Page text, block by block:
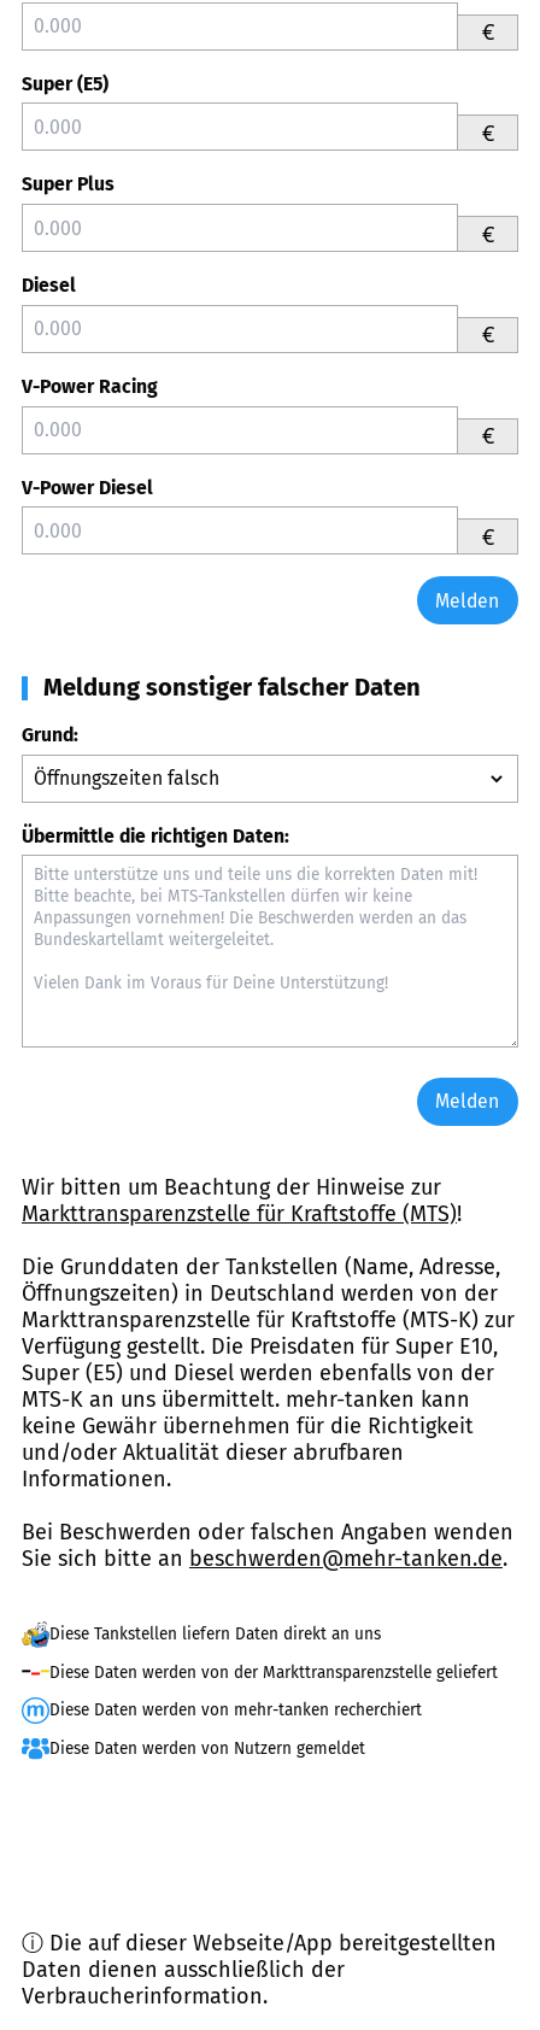
€
Super (E5)
€
Super Plus
€
Diesel
€
V-Power Racing
€
V-Power Diesel
€
Melden
Meldung sonstiger falscher Daten
Grund:
Übermittle die richtigen Daten:
Melden
Wir bitten um Beachtung der Hinweise zur
Markttransparenzstelle für Kraftstoffe (MTS)!
Die Grunddaten der Tankstellen (Name, Adresse,
Öffnungszeiten) in Deutschland werden von der
Markttransparenzstelle für Kraftstoffe (MTS-K) zur
Verfügung gestellt. Die Preisdaten für Super E10,
Super (E5) und Diesel werden ebenfalls von der
MTS-K an uns übermittelt. mehr-tanken kann
keine Gewähr übernehmen für die Richtigkeit
und/oder Aktualität dieser abrufbaren
Informationen.
Bei Beschwerden oder falschen Angaben wenden
Sie sich bitte an beschwerden@mehr-tanken.de.
Diese Tankstellen liefern Daten direkt an uns
Diese Daten werden von der Markttransparenzstelle geliefert
Diese Daten werden von mehr-tanken recherchiert
Diese Daten werden von Nutzern gemeldet
ⓘ Die auf dieser Webseite/App bereitgestellten
Daten dienen ausschließlich der
Verbraucherinformation.